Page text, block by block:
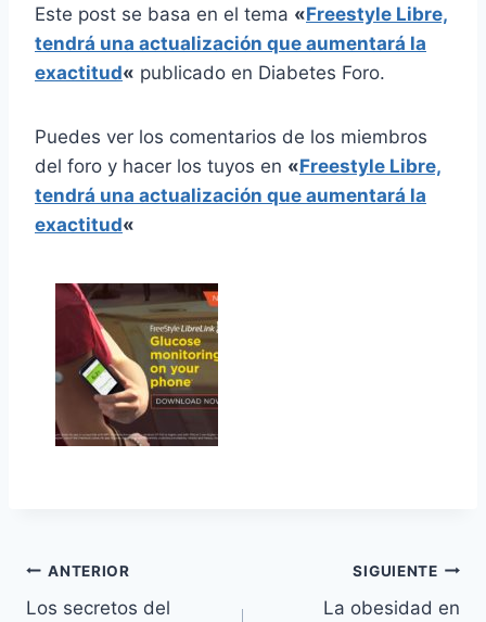
Este post se basa en el tema «Freestyle Libre,
tendrá una actualización que aumentará la
exactitud« publicado en Diabetes Foro.
Puedes ver los comentarios de los miembros
del foro y hacer los tuyos en «Freestyle Libre,
tendrá una actualización que aumentará la
exactitud«
Navegación
ANTERIOR
Los secretos del
SIGUIENTE
La obesidad en